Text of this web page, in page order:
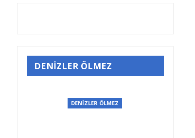
DENİZLER ÖLMEZ
DENİZLER ÖLMEZ